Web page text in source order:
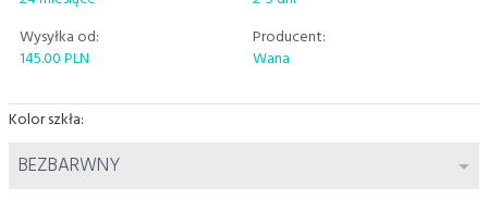
Wysyłka od:
145.00 PLN
Producent:
Wana
Kolor szkła:
options[4]
BEZBARWNY